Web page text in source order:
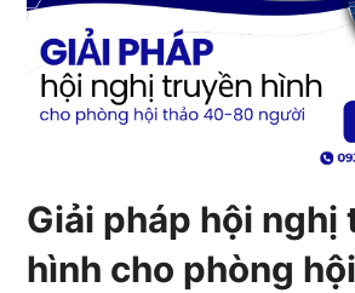
Giải pháp hội nghị
hình cho phòng